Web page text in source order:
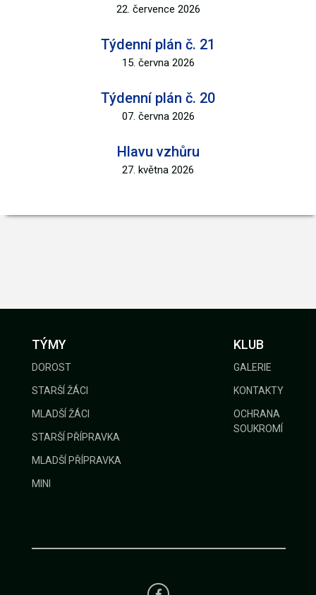
22. července 2026
Týdenní plán č. 21
15. června 2026
Týdenní plán č. 20
07. června 2026
Hlavu vzhůru
27. května 2026
TÝMY
DOROST
STARŠÍ ŽÁCI
MLADŠÍ ŽÁCI
STARŠÍ PŘÍPRAVKA
MLADŠÍ PŘÍPRAVKA
MINI
KLUB
GALERIE
KONTAKTY
OCHRANA
SOUKROMÍ